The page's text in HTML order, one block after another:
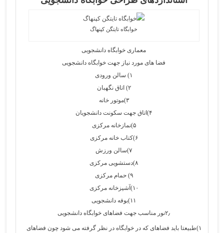
خوابگاه تایتگن کپنهاگ
معماری خوابگاه دانشجویی
فضا های مورد نیاز جهت خوابگاه دانشجویی
۱) سالن ورودی
۲) اتاق نگهبان
۳)موتور خانه
۴)اتاق جهت سکونت دانشجویان
۵)نمازخانه مرکزی
۶)کتاب خانه مرکزی
۷)سالن ورزش
۸)دستشویی مرکزی
۹) حمام مرکزی
۱۰)آشپزخانه مرکزی
۱۱)بوفه دانشجویی
۲٫نور مناسب جهت فضاهای خوابگاه دانشجویی
۱)طبیعتا باید فضاهای که در خوابگاه در نظر گرفته می شود چون فضاهای